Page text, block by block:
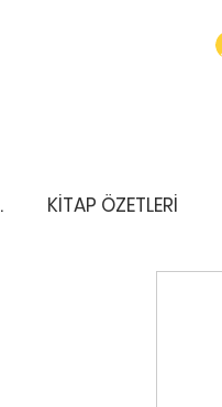
. KİTAP ÖZETLERİ